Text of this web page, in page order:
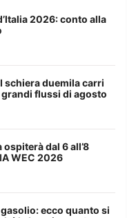
2026: conto alla
schiera duemila carri
flussi di agosto
dal 6 all’8
WEC 2026
ecco quanto si